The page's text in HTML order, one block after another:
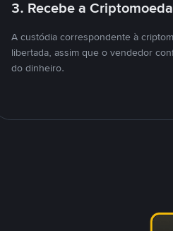
3. Recebe a Criptomoeda
A custódia correspondente à
libertada, assim que o vendedor
do dinheiro.